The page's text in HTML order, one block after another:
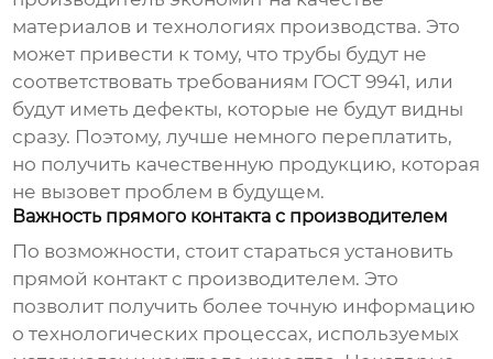
материалов и технологиях производства. Это
может привести к тому, что трубы будут не
соответствовать требованиям ГОСТ 9941, или
будут иметь дефекты, которые не будут видны
сразу. Поэтому, лучше немного переплатить,
но получить качественную продукцию, которая
не вызовет проблем в будущем.
Важность прямого контакта с производителем
По возможности, стоит стараться установить
прямой контакт с производителем. Это
позволит получить более точную информацию
о технологических процессах, используемых